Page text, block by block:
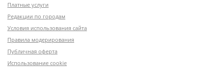
Платные услуги
Редакции по городам
Условия использования сайта
Правила модерирования
Публичная оферта
Использование cookie